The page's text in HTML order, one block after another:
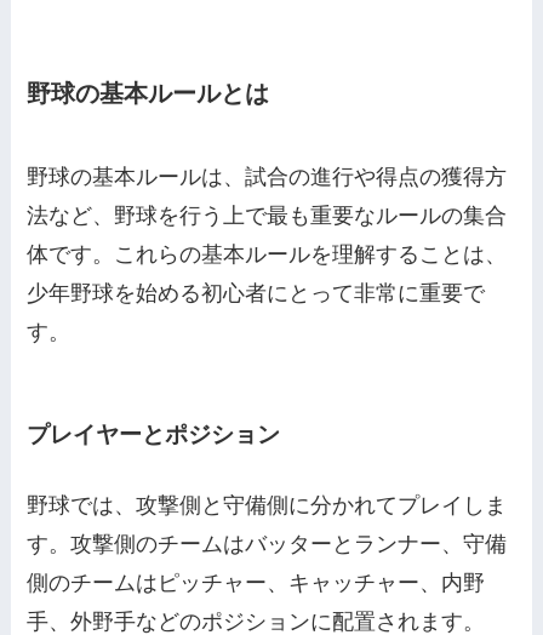
野球の基本ルールとは
野球の基本ルールは、試合の進行や得点の獲得方
法など、野球を行う上で最も重要なルールの集合
体です。これらの基本ルールを理解することは、
少年野球を始める初心者にとって非常に重要で
す。
プレイヤーとポジション
野球では、攻撃側と守備側に分かれてプレイしま
す。攻撃側のチームはバッターとランナー、守備
側のチームはピッチャー、キャッチャー、内野
手、外野手などのポジションに配置されます。